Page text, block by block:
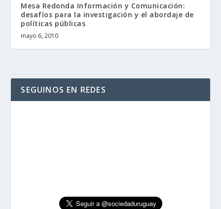
Mesa Redonda Información y Comunicación:
desafíos para la investigación y el abordaje de
políticas públicas
mayo 6, 2010
SEGUINOS EN REDES